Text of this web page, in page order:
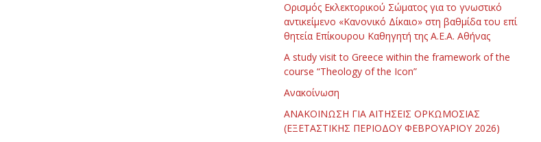
Ορισμός Εκλεκτορικού Σώματος για το γνωστικό
αντικείμενο «Κανονικό Δίκαιο» στη βαθμίδα του επί
θητεία Επίκουρου Καθηγητή της Α.Ε.Α. Αθήνας
Α study visit to Greece within the framework of the
course “Theology of the Icon”
Ανακοίνωση
ΑΝΑΚΟΙΝΩΣΗ ΓΙΑ ΑΙΤΗΣΕΙΣ ΟΡΚΩΜΟΣΙΑΣ
(ΕΞΕΤΑΣΤΙΚΗΣ ΠΕΡΙΟΔΟΥ ΦΕΒΡΟΥΑΡΙΟΥ 2026)